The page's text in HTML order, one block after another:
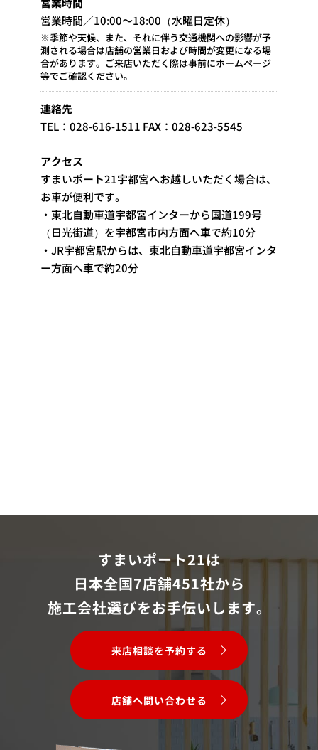
営業時間／10:00～18:00（水曜日定休）
※季節や天候、また、それに伴う交通機関への影響が予
測される場合は店舗の営業日および時間が変更になる場
合があります。ご来店いただく際は事前にホームページ
等でご確認ください。
連絡先
TEL：028-616-1511 FAX：028-623-5545
アクセス
すまいポート21宇都宮へお越しいただく場合は、
お車が便利です。
・東北自動車道宇都宮インターから国道199号
（日光街道）を宇都宮市内方面へ車で約10分
・JR宇都宮駅からは、東北自動車道宇都宮インタ
ー方面へ車で約20分
すまいポート21は
日本全国7店舗451社から
施工会社選びをお手伝いします。
来店相談を予約する
店舗へ問い合わせる